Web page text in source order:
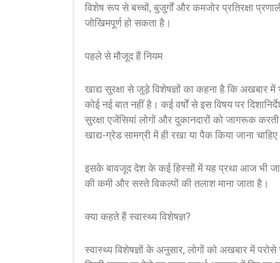
विशेष रूप से बच्चों, बुजुर्गों और कमजोर प्रतिरक्षा
जोखिमपूर्ण हो सकता है।
पहले से मौजूद हैं नियम
खाद्य सुरक्षा से जुड़े विशेषज्ञों का कहना है कि
कोई नई बात नहीं है। कई वर्षों से इस विषय पर
सुरक्षा एजेंसियां लोगों और दुकानदारों को जागरूक
खाद्य-ग्रेड सामग्री में ही रखा या पैक किया जाना
इसके बावजूद देश के कई हिस्सों में यह प्रथा आज भी
की कमी और सस्ते विकल्पों की तलाश माना जाता है।
क्या कहते हैं स्वास्थ्य विशेषज्ञ?
स्वास्थ्य विशेषज्ञों के अनुसार, लोगों को अखबार में